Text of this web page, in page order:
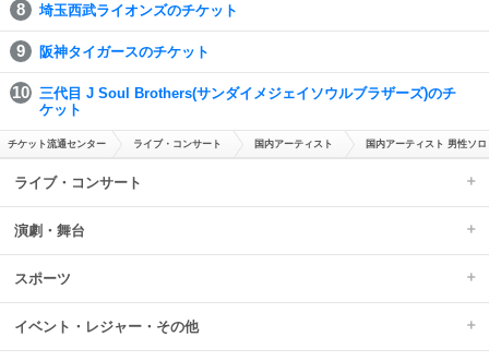
埼玉西武ライオンズのチケット
阪神タイガースのチケット
三代目 J Soul Brothers(サンダイメジェイソウルブラザーズ)のチ
ケット
チケット流通センター ライブ・コンサート 国内アーティスト 国内アーティスト 男性ソロ
ライブ・コンサート
演劇・舞台
スポーツ
イベント・レジャー・その他